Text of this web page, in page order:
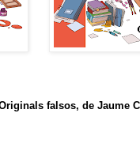
falsos, de Jaume